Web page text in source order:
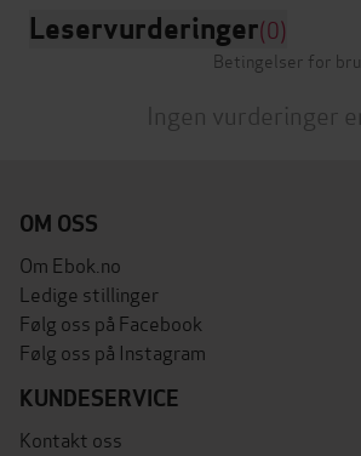
Leservurderinger(0)
Betingelser for
Ingen vurderinger
OM OSS
Om Ebok.no
Ledige stillinger
Følg oss på Facebook
Følg oss på Instagram
KUNDESERVICE
Kontakt oss